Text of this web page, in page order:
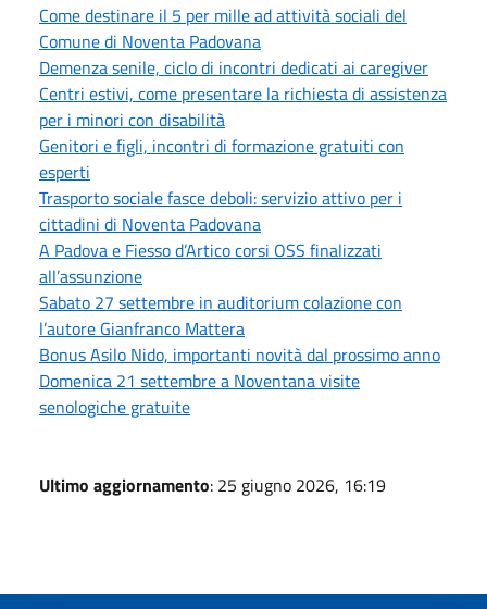
Come destinare il 5 per mille ad attività sociali del
Comune di Noventa Padovana
Demenza senile, ciclo di incontri dedicati ai caregiver
Centri estivi, come presentare la richiesta di assistenza
per i minori con disabilità
Genitori e figli, incontri di formazione gratuiti con
esperti
Trasporto sociale fasce deboli: servizio attivo per i
cittadini di Noventa Padovana
A Padova e Fiesso d’Artico corsi OSS finalizzati
all’assunzione
Sabato 27 settembre in auditorium colazione con
l’autore Gianfranco Mattera
Bonus Asilo Nido, importanti novità dal prossimo anno
Domenica 21 settembre a Noventana visite
senologiche gratuite
Ultimo aggiornamento: 25 giugno 2026, 16:19